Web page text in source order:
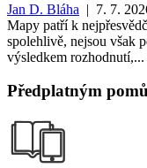
Jan D. Bláha | 7. 7.
Mapy patří k
spolehlivě, nejsou však
výsledkem rozhodnutí,...
Předplatným